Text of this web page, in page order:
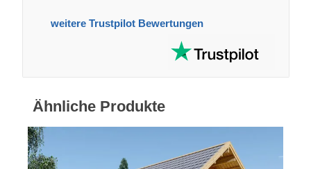
weitere Trustpilot Bewertungen
Ähnliche Produkte